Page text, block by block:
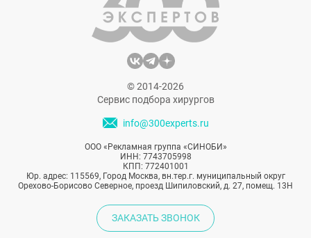
© 2014-2026
Сервис подбора хирургов
info@300experts.ru
ООО «Рекламная группа «СИНОБИ»
ИНН: 7743705998
КПП: 772401001
Юр. адрес: 115569, Город Москва, вн.тер.г. муниципальный округ
Орехово-Борисово Северное, проезд Шипиловский, д. 27, помещ. 13Н
ЗАКАЗАТЬ ЗВОНОК